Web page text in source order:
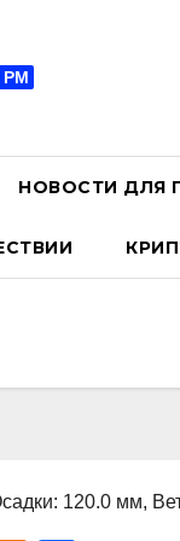
НОВОСТИ ДЛЯ
120.0 мм,